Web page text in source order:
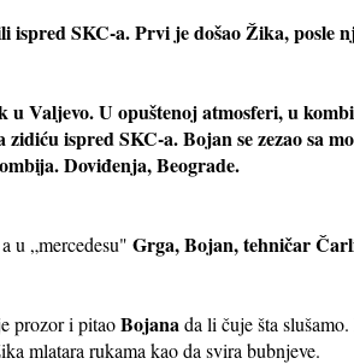
ispred SKC-a. Prvi je došao Žika, posle
Valjevo. U opuštenoj atmosferi, u
ispred SKC-a. Bojan se zezao sa
Doviđenja, Beograde.
u „mercedesu" Grga, Bojan, tehničar
prozor i pitaoBojana da li čuje šta
mlatara rukama kao da svira bubnjeve.